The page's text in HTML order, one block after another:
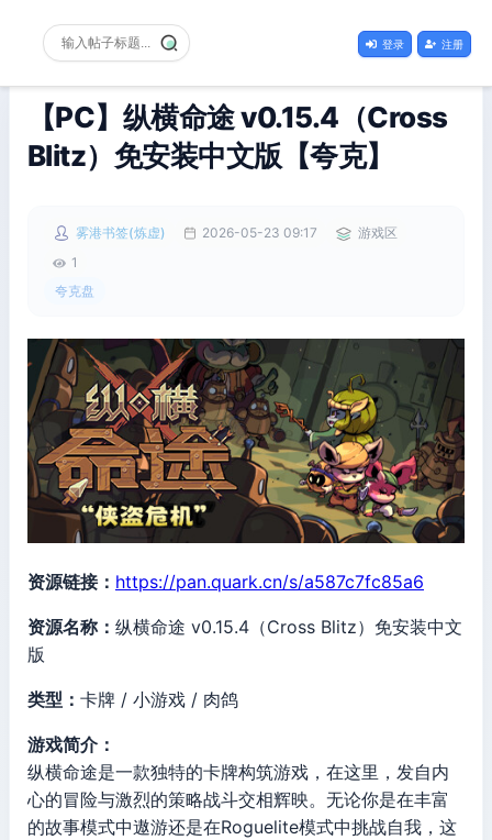
登录 注册
【PC】纵横命途 v0.15.4（Cross
Blitz）免安装中文版【夸克】
雾港书签(炼虚) 2026-05-23 09:17
游戏区
1
夸克盘
资源链接： https://pan.quark.cn/s/a587c7fc85a6
资源名称： 纵横命途 v0.15.4（Cross Blitz）免安装中文
版
类型： 卡牌 / 小游戏 / 肉鸽
游戏简介：
纵横命途是一款独特的卡牌构筑游戏，在这里，发自内
心的冒险与激烈的策略战斗交相辉映。无论你是在丰富
的故事模式中遨游还是在Roguelite模式中挑战自我，这